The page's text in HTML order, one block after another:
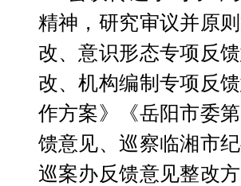
精神，研究审议并原
改、意识形态专项反
改、机构编制专项反
作方案》《岳阳市委
馈意见、巡察临湘市
巡案办反馈意见整改